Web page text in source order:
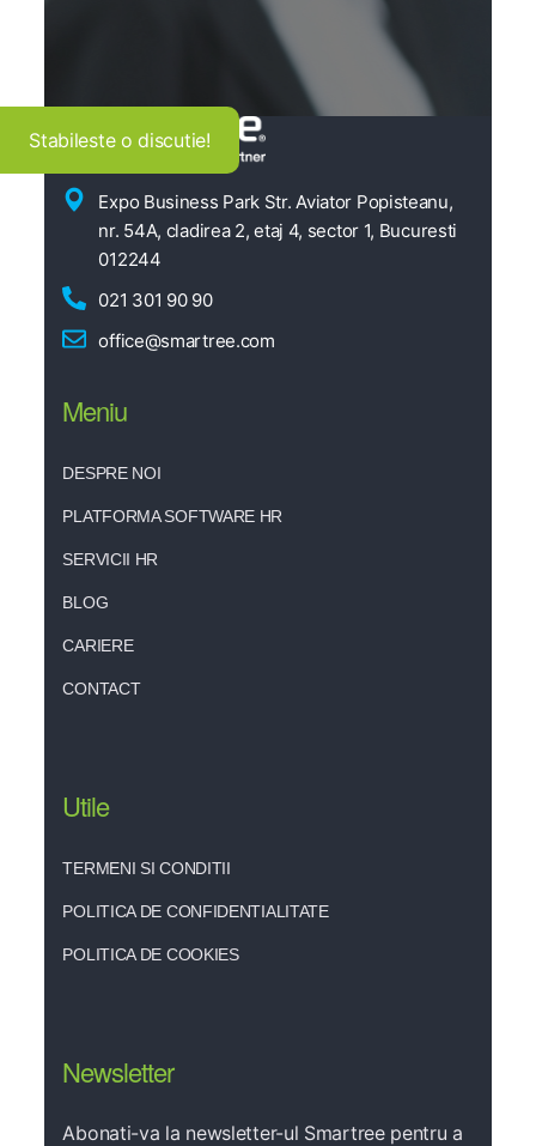
Stabileste o discutie!
Expo Business Park Str. Aviator Popisteanu,
nr. 54A, cladirea 2, etaj 4, sector 1, Bucuresti
012244
021 301 90 90
office@smartree.com
Meniu
DESPRE NOI
PLATFORMA SOFTWARE HR
SERVICII HR
BLOG
CARIERE
CONTACT
Utile
TERMENI SI CONDITII
POLITICA DE CONFIDENTIALITATE
POLITICA DE COOKIES
Newsletter
Abonati-va la newsletter-ul Smartree pentru a